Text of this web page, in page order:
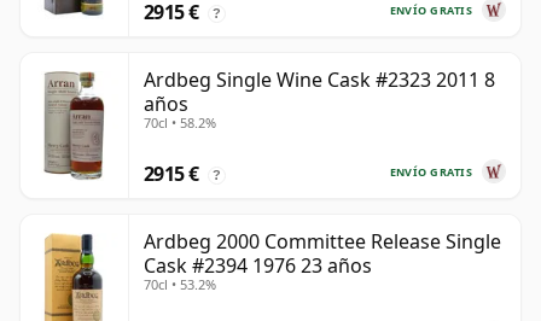
ENVÍO GRATIS
2915 € ?
Ardbeg Single Wine Cask #2323 2011 8
años
70cl • 58.2%
ENVÍO GRATIS
2915 € ?
Ardbeg 2000 Committee Release Single
Cask #2394 1976 23 años
70cl • 53.2%